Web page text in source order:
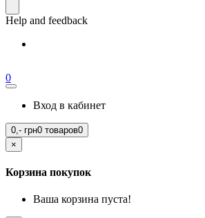
0
Вход в кабинет
0,- грн0 товаров0
×
Корзина покупок
Ваша корзина пуста!